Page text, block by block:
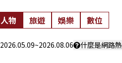
人物 旅遊 娛樂 數位
2026.05.09~2026.08.06 什麼是網路